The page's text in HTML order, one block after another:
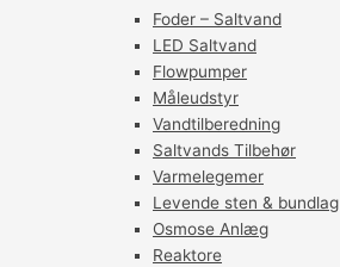
Foder – Saltvand
LED Saltvand
Flowpumper
Måleudstyr
Vandtilberedning
Saltvands Tilbehør
Varmelegemer
Levende sten & bundlag
Osmose Anlæg
Reaktore